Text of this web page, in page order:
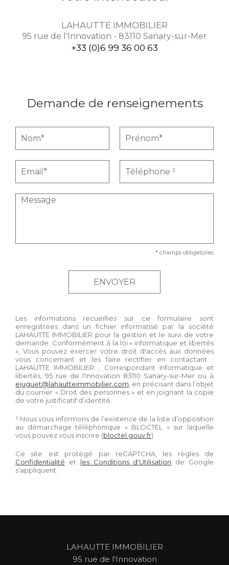
LAHAUTTE IMMOBILIER
95 rue de l'Innovation - 83110 Sanary-sur-Mer
+33 (0)6 99 36 00 63
Demande de renseignements
* champs obligatoires
Les informations recueillies sur ce formulaire sont
enregistrées dans un fichier informatisé par la société
LAHAUTTE IMMOBILIER pour la gestion et le suivi de votre
demande. Conformément à la loi « informatique et libertés
», Vous pouvez exercer votre droit d'accès aux données
vous concernant et les faire rectifier en contactant :
LAHAUTTE IMMOBILIER
, Correspondant Informatique et
libertés, 95 rue de l'Innovation 83110 Sanary-sur-Mer ou à
ejuguet@lahautteimmobilier.com , en précisant dans l’objet
du courrier « Droit des personnes » et en joignant la copie
de votre justificatif d’identité.
¹ Nous vous informons de l’existence de la liste d’opposition
au démarchage téléphonique « BLOCTEL » sur laquelle
vous pouvez vous inscrire (bloctel.gouv.fr).
Ce site est protégé par reCAPTCHA, les règles de
Confidentialité et les Conditions d'Utilisation de Google
s'appliquent.
LAHAUTTE IMMOBILIER
95 rue de l'Innovation